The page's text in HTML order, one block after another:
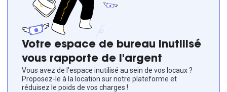
Votre espace de bureau inutilisé
vous rapporte de l'argent
Vous avez de l'espace inutilisé au sein de vos locaux ?
Proposez-le à la location sur notre plateforme et
réduisez le poids de vos charges !